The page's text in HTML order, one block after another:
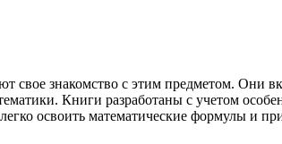
свое знакомство с этим предметом. Они
Книги разработаны с учетом
освоить математические формулы и